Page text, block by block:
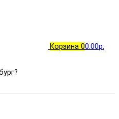
Корзина 00.00р.
?